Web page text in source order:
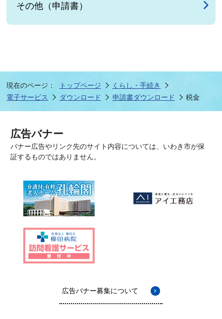
その他（申請書）
現在のページ： トップページ
くらし・手続き
電子サービス
ダウンロード 申請書ダウンロード 税金
広告バナー
バナー広告やリンク先のサイト内容については、いわき市が保
証するものではありません。
広告バナー募集について